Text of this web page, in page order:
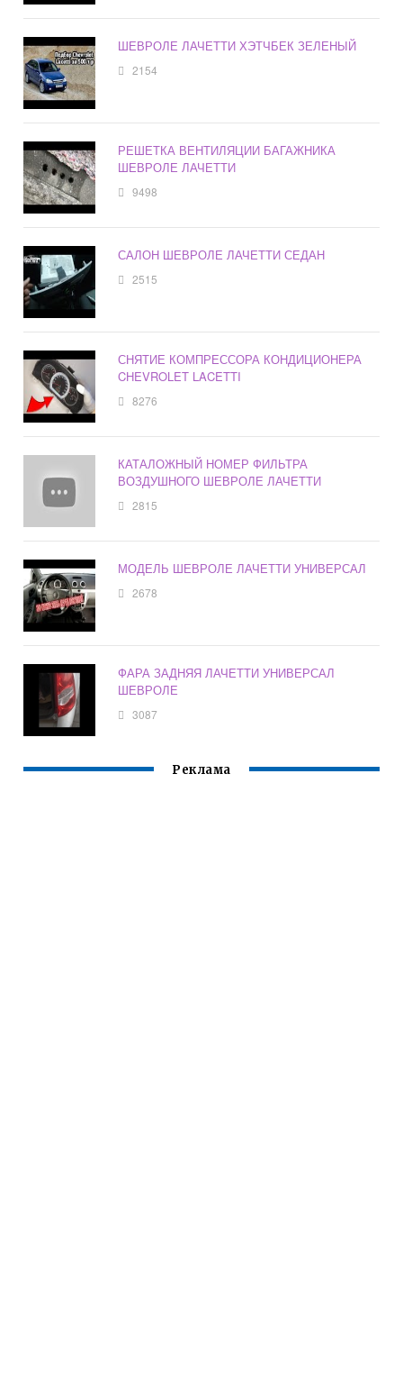
ШЕВРОЛЕ ЛАЧЕТТИ ХЭТЧБЕК ЗЕЛЕНЫЙ
2154
РЕШЕТКА ВЕНТИЛЯЦИИ БАГАЖНИКА
ШЕВРОЛЕ ЛАЧЕТТИ
9498
САЛОН ШЕВРОЛЕ ЛАЧЕТТИ СЕДАН
2515
СНЯТИЕ КОМПРЕССОРА КОНДИЦИОНЕРА
CHEVROLET LACETTI
8276
КАТАЛОЖНЫЙ НОМЕР ФИЛЬТРА
ВОЗДУШНОГО ШЕВРОЛЕ ЛАЧЕТТИ
2815
МОДЕЛЬ ШЕВРОЛЕ ЛАЧЕТТИ УНИВЕРСАЛ
2678
ФАРА ЗАДНЯЯ ЛАЧЕТТИ УНИВЕРСАЛ
ШЕВРОЛЕ
3087
Реклама